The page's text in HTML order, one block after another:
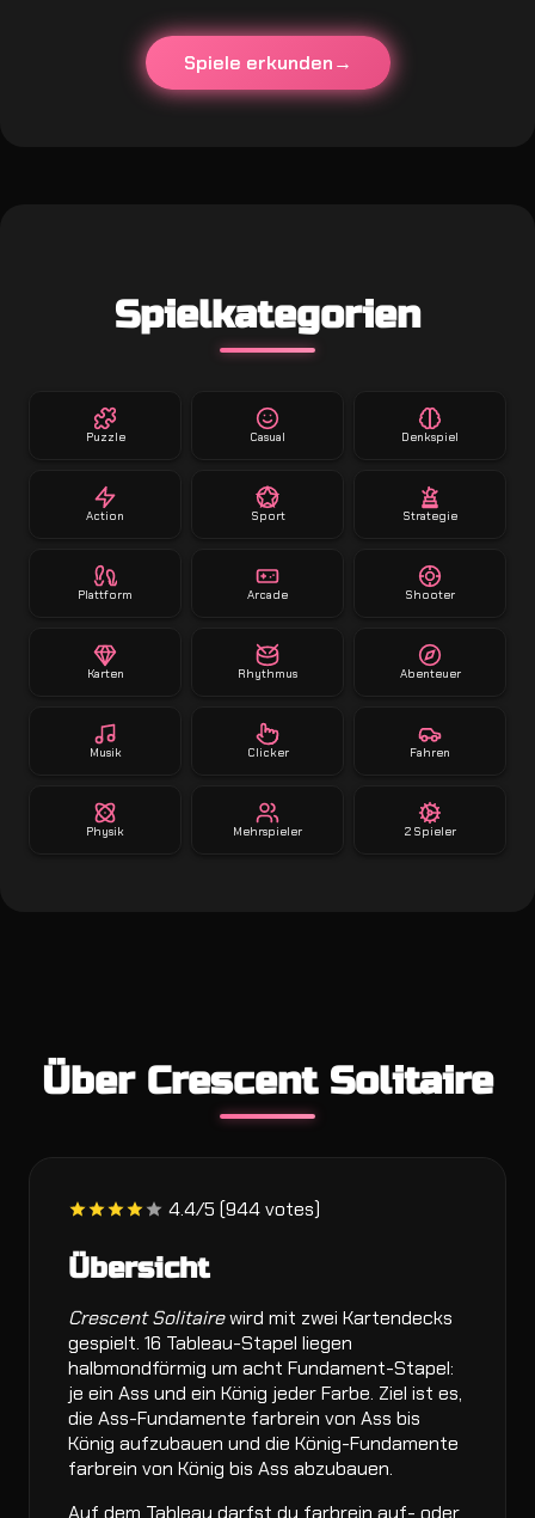
Spiele erkunden
Spielkategorien
Puzzle Casual Denkspiel
Action Sport Strategie
Plattform Arcade Shooter
Karten Rhythmus Abenteuer
Musik Clicker Fahren
Physik Mehrspieler 2 Spieler
Über Crescent Solitaire
4.4/5 (944 votes)
Übersicht
Crescent Solitairewird mit zwei Kartendecks
gespielt. 16 Tableau-Stapel liegen
halbmondförmig um acht Fundament-Stapel:
je ein Ass und ein König jeder Farbe. Ziel ist es,
die Ass-Fundamente farbrein von Ass bis
König aufzubauen und die König-Fundamente
farbrein von König bis Ass abzubauen.